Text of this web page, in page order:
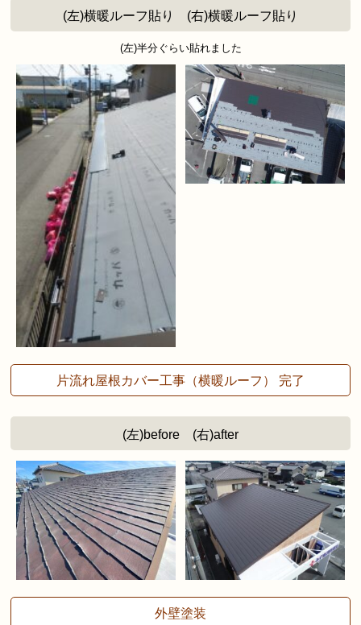
(左)横暖ルーフ貼り (右)横暖ルーフ貼り
(左)半分ぐらい貼れました
片流れ屋根カバー工事（横暖ルーフ） 完了
(左)before (右)after
外壁塗装